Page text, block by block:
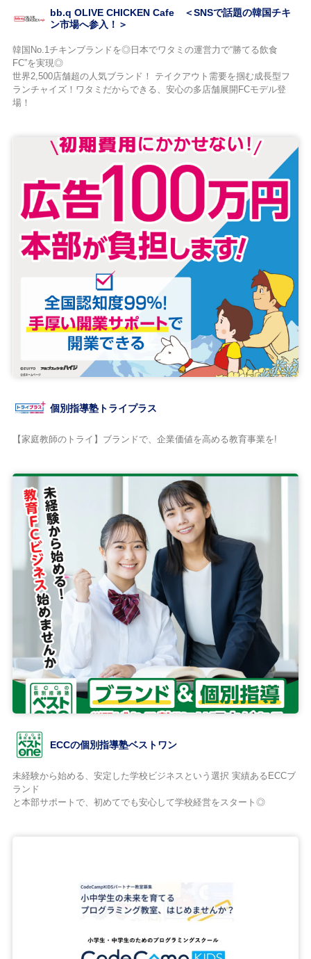
bb.q OLIVE CHICKEN Cafe ＜SNSで話題の韓国チキ
ン市場へ参入！＞
韓国No.1チキンブランドを◎日本でワタミの運営力で“勝てる飲食
FC”を実現◎
世界2,500店舗超の人気ブランド！ テイクアウト需要を掴む成長型フ
ランチャイズ！ワタミだからできる、安心の多店舗展開FCモデル登
場！
個別指導塾トライプラス
【家庭教師のトライ】ブランドで、企業価値を高める教育事業を!
ECCの個別指導塾ベストワン
未経験から始める、安定した学校ビジネスという選択 実績あるECCブ
ランド
と本部サポートで、初めてでも安心して学校経営をスタート◎